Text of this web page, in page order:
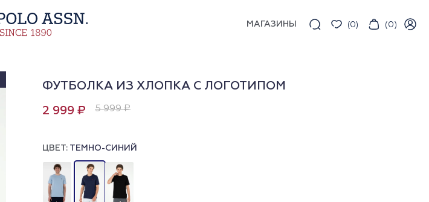
МАГАЗИНЫ (0) (0)
ФУТБОЛКА ИЗ ХЛОПКА С ЛОГОТИПОМ
2 999 ₽ 5 999 ₽
ЦВЕТ: ТЕМНО-СИНИЙ